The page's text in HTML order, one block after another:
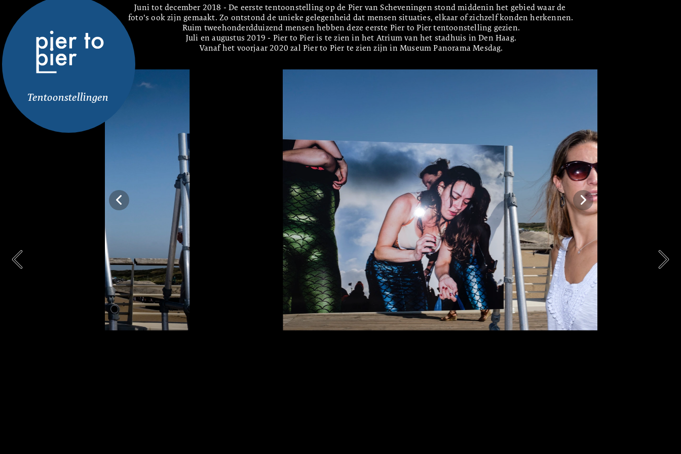
Tentoonstellingen
Juni tot december 2018 - De eerste tentoonstelling op de Pier van Scheveningen stond middenin het gebied waar de
Ruim tweehonderdduizend mensen hebben deze eerste Pier to Pier tentoonstelling gezien.
Juli en augustus 2019 - Pier to Pier is te zien in het Atrium van het stadhuis in Den Haag.
Vanaf het voorjaar 2020 zal Pier to Pier te zien zijn in Museum Panorama Mesdag.